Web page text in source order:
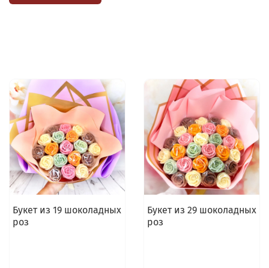
Букет из 19 шоколадных
роз
Букет из 29 шоколадных
роз